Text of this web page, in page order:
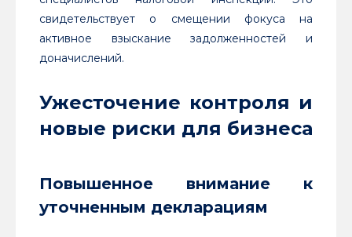
свидетельствует о смещении фокуса на
активное взыскание задолженностей и
доначислений.
Ужесточение контроля и
новые риски для бизнеса
Повышенное внимание к
уточненным декларациям